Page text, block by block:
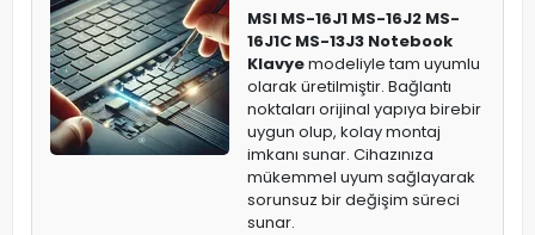
MSI MS-16J1 MS-16J2 MS-
16J1C MS-13J3 Notebook
Klavyemodeliyle tam uyumlu
olarak üretilmiştir. Bağlantı
noktaları orijinal yapıya birebir
uygun olup, kolay montaj
imkanı sunar. Cihazınıza
mükemmel uyum sağlayarak
sorunsuz bir değişim süreci
sunar.